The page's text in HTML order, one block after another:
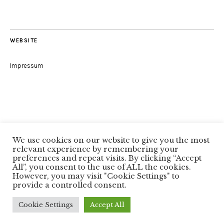
WEBSITE
Impressum
Folge uns
Facebook
Copyright © 2026Autorenkreis Würzburg
Proudly powered byWordPress
Theme: Zuki vonElmastudio
We use cookies on our website to give you the most
relevant experience by remembering your
preferences and repeat visits. By clicking “Accept
All”, you consent to the use of ALL the cookies.
However, you may visit "Cookie Settings" to
provide a controlled consent.
Cookie Settings Accept All